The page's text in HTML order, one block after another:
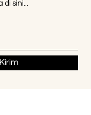
Kirim